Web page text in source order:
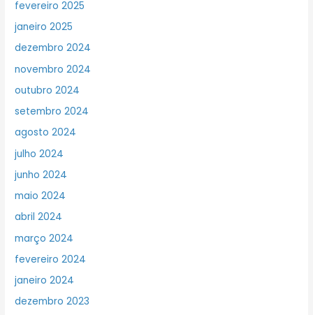
fevereiro 2025
janeiro 2025
dezembro 2024
novembro 2024
outubro 2024
setembro 2024
agosto 2024
julho 2024
junho 2024
maio 2024
abril 2024
março 2024
fevereiro 2024
janeiro 2024
dezembro 2023